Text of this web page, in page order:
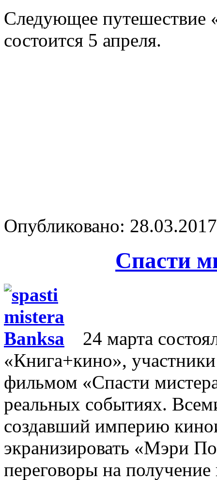
Следующее путешествие
состоится 5 апреля.
Опубликовано:
Спасти
24 марта
«Книга+кино»,
фильмом «Спасти
реальных событиях.
создавший империю
экранизировать «Мэри
переговоры на получение